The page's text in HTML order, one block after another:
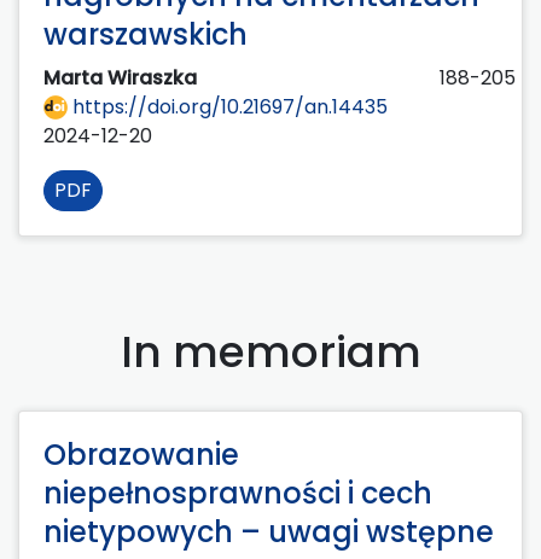
warszawskich
Marta Wiraszka
188-205
https://doi.org/10.21697/an.14435
2024-12-20
PDF
In memoriam
Obrazowanie
niepełnosprawności i cech
nietypowych – uwagi wstępne